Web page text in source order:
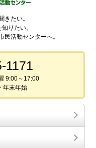
きたい。
りたい。
民活動センターへ。
1171
9:00～17:00
年末年始